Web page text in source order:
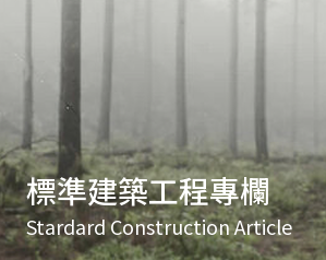
標準建築工程專欄
Stardard Construction Article